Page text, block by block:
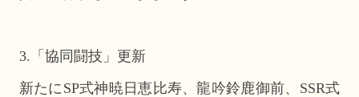
3.「協同闘技」更新
新たにSP式神暁日恵比寿、龍吟鈴鹿御前、SSR式